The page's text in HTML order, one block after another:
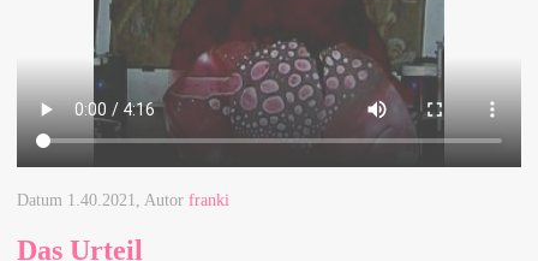
Datum 1.40.2021, Autor franki
Das Urteil